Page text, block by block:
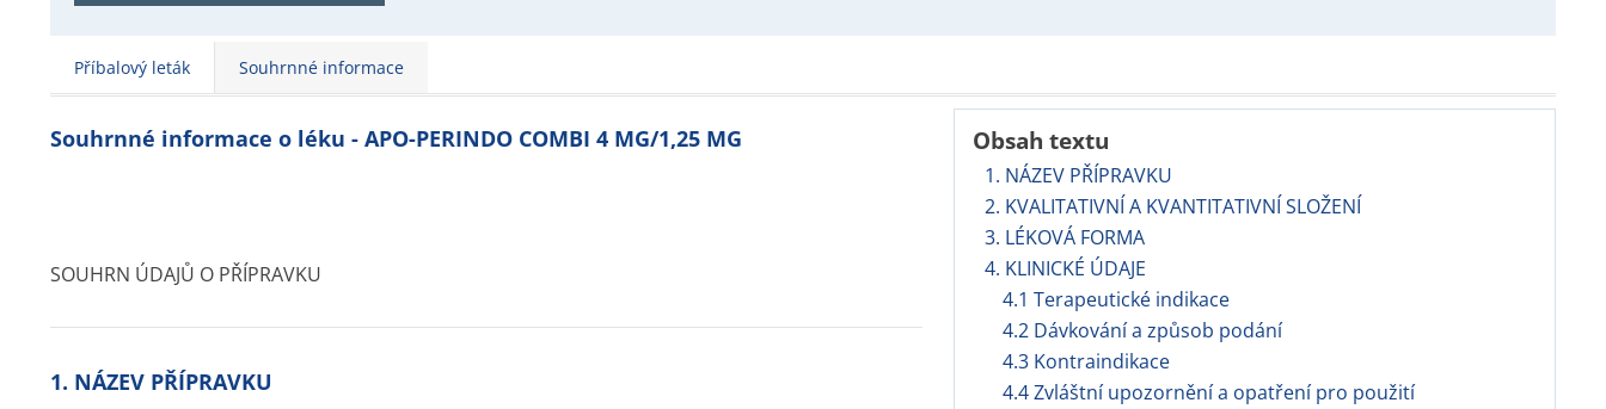
Příbalový leták Souhrnné informace
Obsah textu
1. NÁZEV PŘÍPRAVKU
2. KVALITATIVNÍ A KVANTITATIVNÍ SLOŽENÍ
3. LÉKOVÁ FORMA
4. KLINICKÉ ÚDAJE
4.1 Terapeutické indikace
4.2 Dávkování a způsob podání
4.3 Kontraindikace
4.4 Zvláštní upozornění a opatření pro použití
Souhrnné informace o léku - APO-PERINDO COMBI 4 MG/1,25 MG
SOUHRN ÚDAJŮ O PŘÍPRAVKU
1. NÁZEV PŘÍPRAVKU